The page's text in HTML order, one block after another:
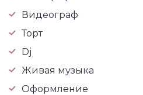
Видеограф
Торт
Dj
Живая музыка
Оформление